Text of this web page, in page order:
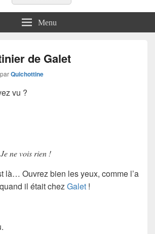
Menu
de Galet
parQuichottine
vu ?
ne vois rien !
là… Ouvrez bien les yeux, comme l’a
il était chez Galet !